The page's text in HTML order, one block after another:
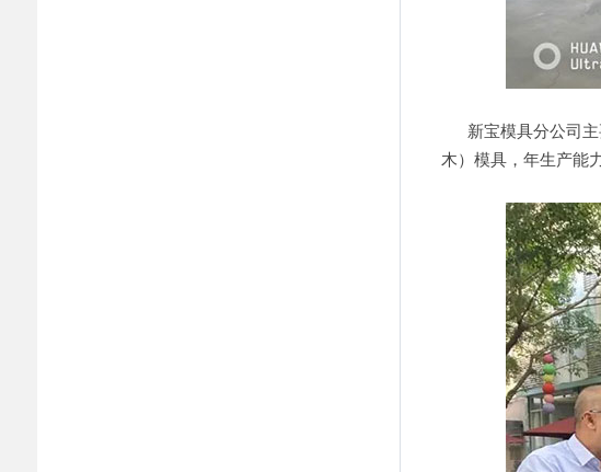
新宝模具分公司主
木）模具，年生产能